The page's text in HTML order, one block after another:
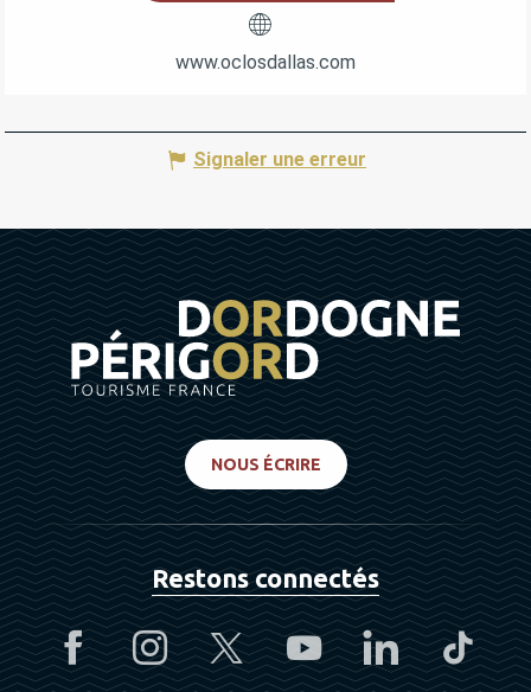
www.oclosdallas.com
Signaler une erreur
NOUS ÉCRIRE
Restons connectés